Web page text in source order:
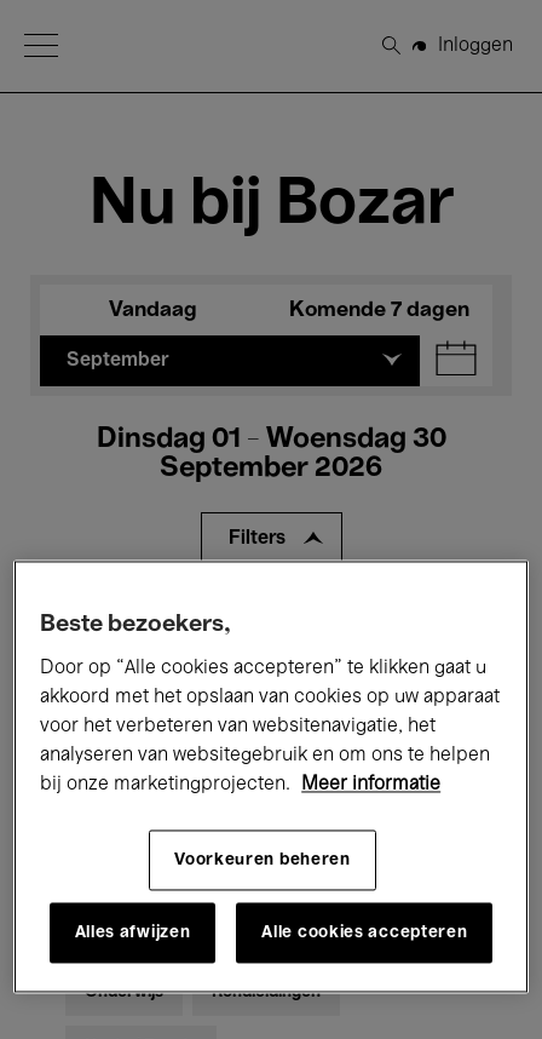
Open Menu
Zoeken
Inloggen
Nu bij Bozar
Vandaag Komende 7 dagen
September
Dinsdag 01 - Woensdag 30
September 2026
Filters
Alle evenementen
Tentoonstellingen Films
Performances Lezingen & Debatten
Jazz Klassieke Muziek Global Music
Voor iedereen Kids’ Palace
Onderwijs Rondleidingen
Beste bezoekers,
Door op “Alle cookies accepteren” te klikken gaat u
akkoord met het opslaan van cookies op uw apparaat
voor het verbeteren van websitenavigatie, het
analyseren van websitegebruik en om ons te helpen
bij onze marketingprojecten.
Meer informatie
Voorkeuren beheren
Alles afwijzen Alle cookies accepteren